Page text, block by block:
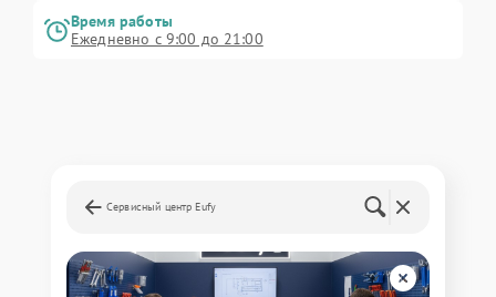
Время работы
Ежедневно с 9:00 до 21:00
Сервисный центр Eufy